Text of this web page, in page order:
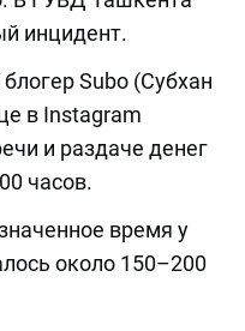
инцидент.
Subo (Субхан
в Instagram
и раздаче денег
часов.
время у
около 150–200